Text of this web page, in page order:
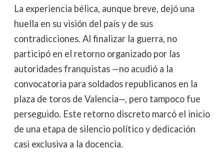
La experiencia bélica, aunque breve, dejó una
huella en su visión del país y de sus
contradicciones. Al finalizar la guerra, no
participó en el retorno organizado por las
autoridades franquistas —no acudió a la
convocatoria para soldados republicanos en la
plaza de toros de Valencia—, pero tampoco fue
perseguido. Este retorno discreto marcó el inicio
de una etapa de silencio político y dedicación
casi exclusiva a la docencia.